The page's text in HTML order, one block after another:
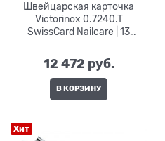
Швейцарская карточка
Victorinox 0.7240.T
SwissCard Nailcare | 13
12 472 руб.
В КОРЗИНУ
Хит